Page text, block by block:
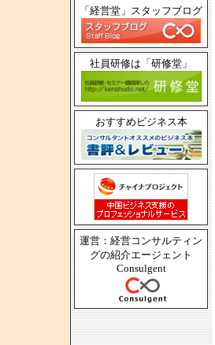
「経営堂」スタッフブログ
社員研修は「研修堂」
おすすめビジネス本
運営：経営コンサルティン
グの紹介エージェント
Consulgent